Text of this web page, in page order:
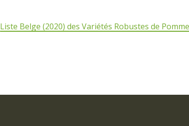
Liste Belge (2020) des Variétés Robustes de